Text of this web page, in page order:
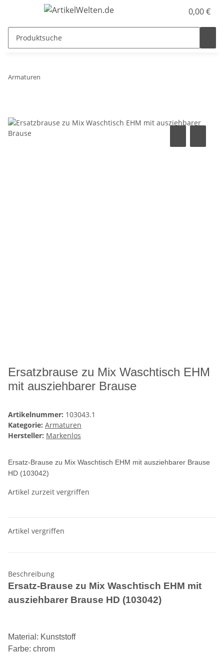
0,00 €
Armaturen
Ersatzbrause zu Mix Waschtisch EHM
mit ausziehbarer Brause
Artikelnummer: 103043.1
Kategorie: Armaturen
Hersteller: Markenlos
Ersatz-Brause zu Mix Waschtisch EHM mit ausziehbarer Brause
HD (103042)
Artikel zurzeit vergriffen
Artikel vergriffen
Beschreibung
Ersatz-Brause zu Mix Waschtisch EHM mit
ausziehbarer Brause HD (103042)
Material: Kunststoff
Farbe: chrom